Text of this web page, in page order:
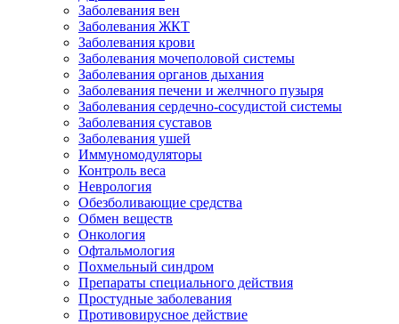
Заболевания вен
Заболевания ЖКТ
Заболевания крови
Заболевания мочеполовой системы
Заболевания органов дыхания
Заболевания печени и желчного пузыря
Заболевания сердечно-сосудистой системы
Заболевания суставов
Заболевания ушей
Иммуномодуляторы
Контроль веса
Неврология
Обезболивающие средства
Обмен веществ
Онкология
Офтальмология
Похмельный синдром
Препараты специального действия
Простудные заболевания
Противовирусное действие